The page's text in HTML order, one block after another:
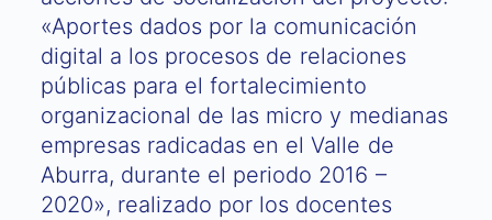
«Aportes dados por la comunicación
digital a los procesos de relaciones
públicas para el fortalecimiento
organizacional de las micro y medianas
empresas radicadas en el Valle de
Aburra, durante el periodo 2016 –
2020», realizado por los docentes